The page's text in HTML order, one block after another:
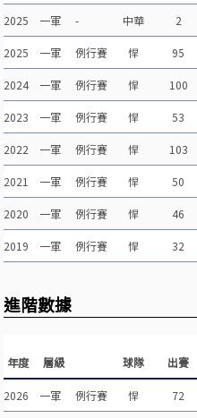
2025 一軍 - 中華 2
2025 一軍 例行賽 悍 95
2024 一軍 例行賽 悍 100
2023 一軍 例行賽 悍 53
2022 一軍 例行賽 悍 103
2021 一軍 例行賽 悍 50
2020 一軍 例行賽 悍 46
2019 一軍 例行賽 悍 32
進階數據
年度
層級 球隊 出賽
2026 一軍 例行賽 悍 72